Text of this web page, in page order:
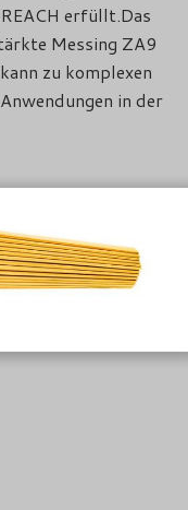
erfüllt.Das
Messing ZA9
zu komplexen
in der